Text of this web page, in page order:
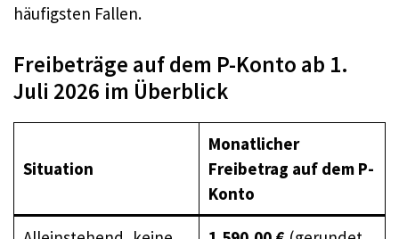
häufigsten Fallen.
Freibeträge auf dem P-Konto ab 1.
Juli 2026 im Überblick
Situation
Monatlicher
Freibetrag auf dem P-
Konto